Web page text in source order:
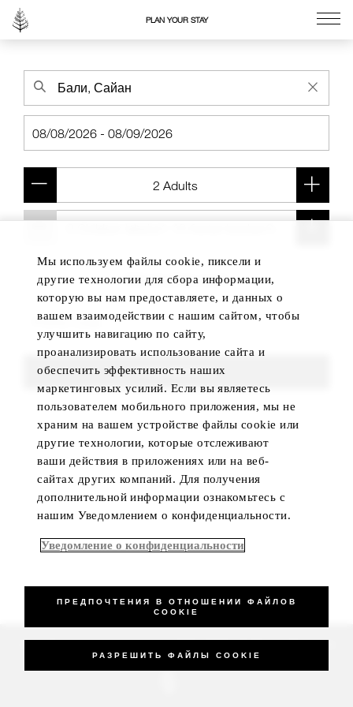
PLAN YOUR STAY
Add another room
FIND ROOMS
_Four Seasons Hotels Limited 1997-2026. All Rights Reserved.
Мы используем файлы cookie, пиксели и
другие технологии для сбора информации,
которую вы нам предоставляете, и данных о
вашем взаимодействии с нашим сайтом, чтобы
улучшить навигацию по сайту,
проанализировать использование сайта и
обеспечить эффективность наших
маркетинговых усилий. Если вы являетесь
пользователем мобильного приложения, мы не
храним на вашем устройстве файлы cookie или
другие технологии, которые отслеживают
ваши действия в приложениях или на веб-
сайтах других компаний. Для получения
дополнительной информации ознакомьтесь с
нашим Уведомлением о конфиденциальности.
Уведомление о конфиденциальности
ПРЕДПОЧТЕНИЯ В ОТНОШЕНИИ ФАЙЛОВ
COOKIE
РАЗРЕШИТЬ ФАЙЛЫ COOKIE